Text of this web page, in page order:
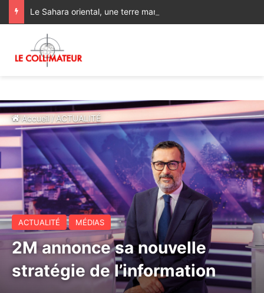
Accueil / ACTUALITÉ
ACTUALITÉ MÉDIAS
2M annonce sa nouvelle
stratégie de l’information